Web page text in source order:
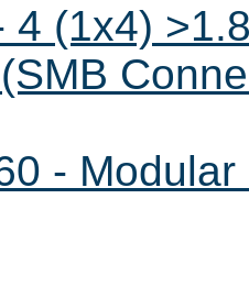
4 (1x4)
-